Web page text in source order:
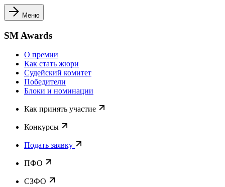
Меню
SM Awards
О премии
Как стать жюри
Судейский комитет
Победители
Блоки и номинации
Как принять участие
Конкурсы
Подать заявку
ПФО
СЗФО